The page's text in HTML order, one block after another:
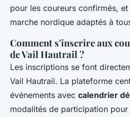
pour les coureurs confirmés,
marche nordique adaptés à
Comment s'inscrire aux
de Vail Hautrail ?
Les inscriptions se font
Vail Hautrail. La plateforme
événements avec calendrier
modalités de participation